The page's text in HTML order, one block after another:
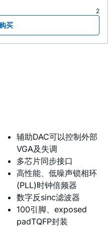
2
买
辅助DAC可以控制外部
VGA及失调
多芯片同步接口
高性能、低噪声锁相环
(PLL)时钟倍频器
数字反sinc滤波器
100引脚、exposed
padTQFP封装